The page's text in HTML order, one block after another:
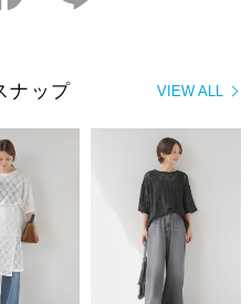
VIEW ALL
ナップ